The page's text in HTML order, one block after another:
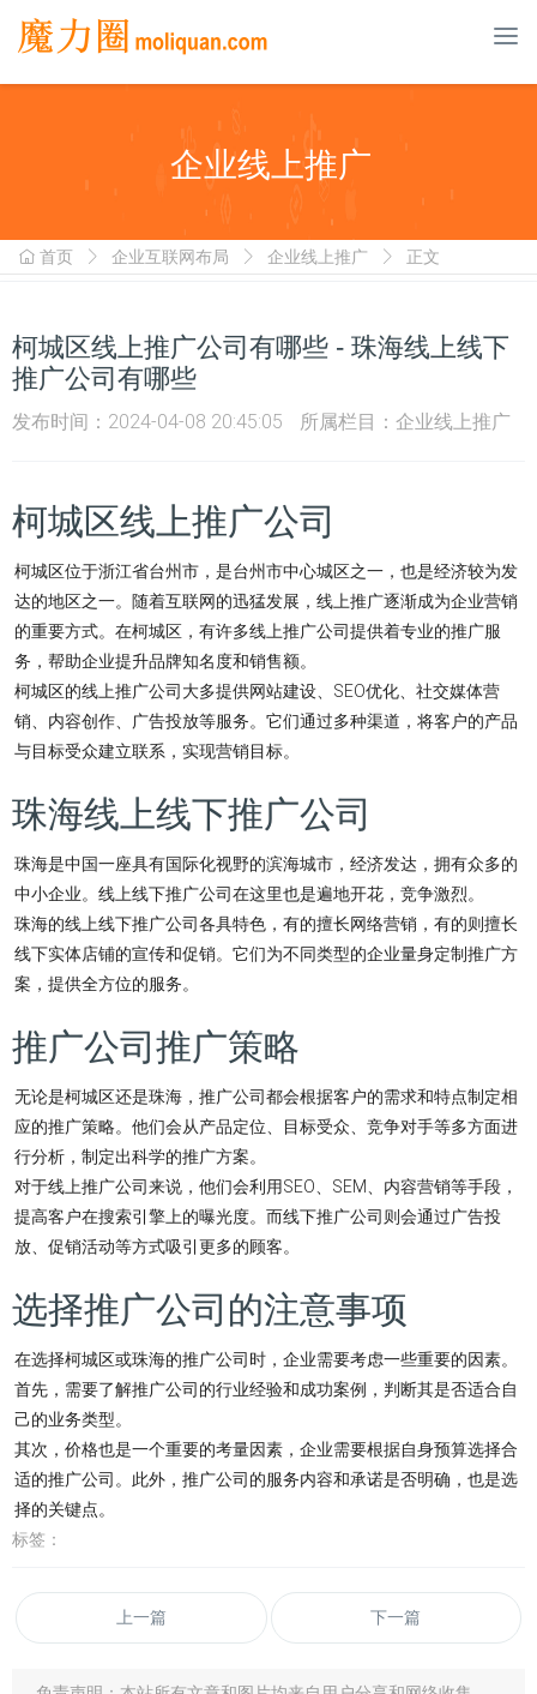
企业线上推广
首页 企业互联网布局 企业线上推广 正文
柯城区线上推广公司有哪些 - 珠海线上线下
推广公司有哪些
发布时间：2024-04-08 20:45:05 所属栏目： 企业线上推广
柯城区线上推广公司
柯城区位于浙江省台州市，是台州市中心城区之一，也是经济较为发
达的地区之一。随着互联网的迅猛发展，线上推广逐渐成为企业营销
的重要方式。在柯城区，有许多线上推广公司提供着专业的推广服
务，帮助企业提升品牌知名度和销售额。
柯城区的线上推广公司大多提供网站建设、SEO优化、社交媒体营
销、内容创作、广告投放等服务。它们通过多种渠道，将客户的产品
与目标受众建立联系，实现营销目标。
珠海线上线下推广公司
珠海是中国一座具有国际化视野的滨海城市，经济发达，拥有众多的
中小企业。线上线下推广公司在这里也是遍地开花，竞争激烈。
珠海的线上线下推广公司各具特色，有的擅长网络营销，有的则擅长
线下实体店铺的宣传和促销。它们为不同类型的企业量身定制推广方
案，提供全方位的服务。
推广公司推广策略
无论是柯城区还是珠海，推广公司都会根据客户的需求和特点制定相
应的推广策略。他们会从产品定位、目标受众、竞争对手等多方面进
行分析，制定出科学的推广方案。
对于线上推广公司来说，他们会利用SEO、SEM、内容营销等手段，
提高客户在搜索引擎上的曝光度。而线下推广公司则会通过广告投
放、促销活动等方式吸引更多的顾客。
选择推广公司的注意事项
在选择柯城区或珠海的推广公司时，企业需要考虑一些重要的因素。
首先，需要了解推广公司的行业经验和成功案例，判断其是否适合自
己的业务类型。
其次，价格也是一个重要的考量因素，企业需要根据自身预算选择合
适的推广公司。此外，推广公司的服务内容和承诺是否明确，也是选
择的关键点。
标签：
上一篇 下一篇